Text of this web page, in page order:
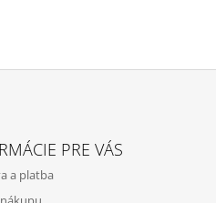
PRE VÁS
a platba